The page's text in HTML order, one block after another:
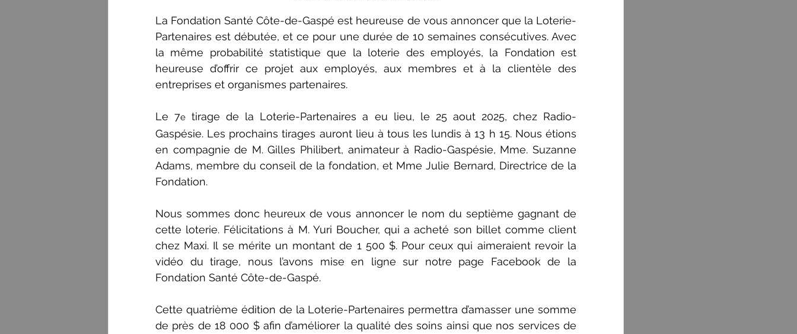
La Fondation Santé Côte-de-Gaspé est heureuse de vous annoncer que la Loterie-
Partenaires est débutée, et ce pour une durée de 10 semaines consécutives. Avec
la même probabilité statistique que la loterie des employés, la Fondation est
heureuse d’offrir ce projet aux employés, aux membres et à la clientèle des
entreprises et organismes partenaires.
Le 7e tirage de la Loterie-Partenaires a eu lieu, le 25 aout 2025, chez Radio-
Gaspésie. Les prochains tirages auront lieu à tous les lundis à 13 h 15. Nous étions
en compagnie de M. Gilles Philibert, animateur à Radio-Gaspésie, Mme. Suzanne
Adams, membre du conseil de la fondation, et Mme Julie Bernard, Directrice de la
Fondation.
Nous sommes donc heureux de vous annoncer le nom du septième gagnant de
cette loterie. Félicitations à M. Yuri Boucher, qui a acheté son billet comme client
chez Maxi. Il se mérite un montant de 1 500 $. Pour ceux qui aimeraient revoir la
vidéo du tirage, nous l’avons mise en ligne sur notre page Facebook de la
Fondation Santé Côte-de-Gaspé.
Cette quatrième édition de la Loterie-Partenaires permettra d’amasser une somme
de près de 18 000 $ afin d’améliorer la qualité des soins ainsi que nos services de